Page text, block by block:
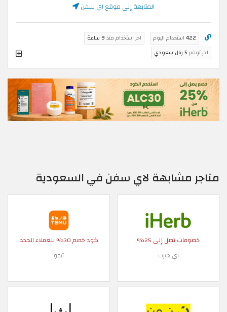
المتابعة إلى موقع اي سفن
422 استخدام اليوم اخر استخدام منذ 9 ساعة
اخر توفير 5 ريال سعودي
متاجر مشابهة لاي سفن في السعودية
خصومات تصل إلى 25%
اي هيرب
كود خصم 30% للعملاء الجدد
تيمو